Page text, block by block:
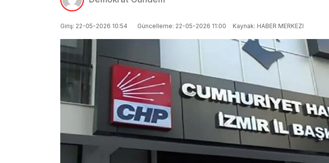
Giriş: 22-05-2026 10:54 Güncelleme: 22-05-2026 11:00 Kaynak: HABER MERKEZI